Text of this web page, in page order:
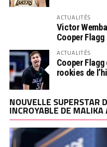
ACTUALITÉS
Victor
Cooper Flagg
ACTUALITÉS
Cooper
rookies de
NOUVELLE SUPERSTAR
INCROYABLE DE MALIKA